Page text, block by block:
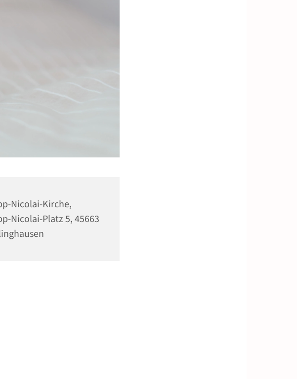
Nicolai-Kirche,
Nicolai-Platz 5, 45663